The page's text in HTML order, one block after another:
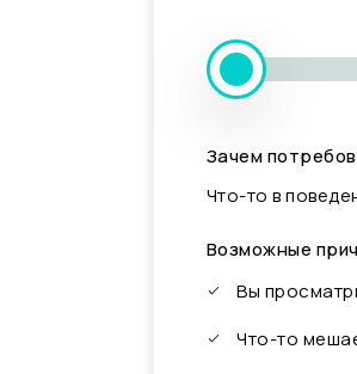
Зачем
Что-то в
Возможные
Вы
Что-то